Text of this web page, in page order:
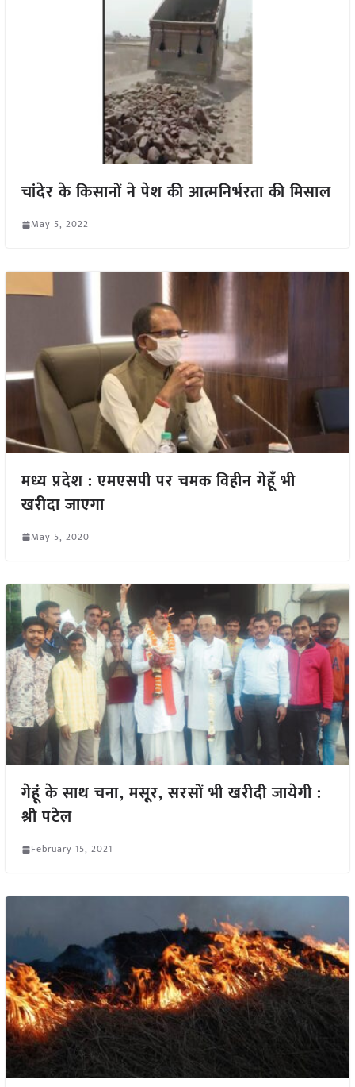
चांदेर के किसानों ने पेश की आत्मनिर्भरता की मिसाल
May 5, 2022
मध्य प्रदेश : एमएसपी पर चमक विहीन गेहूँ भी
खरीदा जाएगा
May 5, 2020
गेहूं के साथ चना, मसूर, सरसों भी खरीदी जायेगी :
श्री पटेल
February 15, 2021